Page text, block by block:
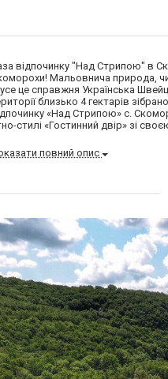
відпочинку "Над Стрипою" в
Мальовнича природа,
це справжня Українська
близько 4 гектарів
«Над Стрипою» с.
стилі «Гостинний двір» зі
повний опис